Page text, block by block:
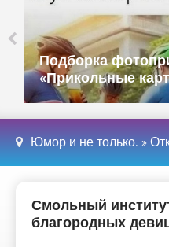
Подборка
«Прикольные
Юмор и не только. »
Смольный
благородных